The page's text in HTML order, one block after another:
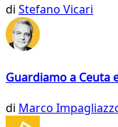
di Stefano Vicari
Guardiamo a Ceuta
di Marco